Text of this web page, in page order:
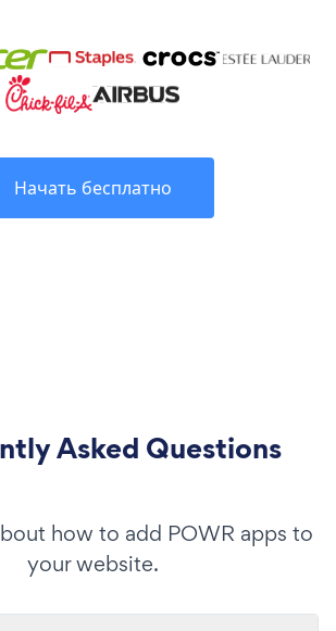
Начать бесплатно
Asked Questions
how to add POWR apps to
your website.